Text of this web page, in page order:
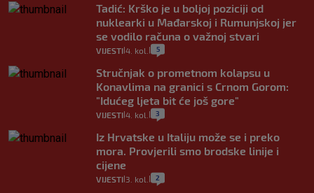
Tadić: Krško je u boljoj poziciji od
nuklearki u Mađarskoj i Rumunjskoj jer
se vodilo računa o važnoj stvari
VIJESTI 4. kol. 5
Stručnjak o prometnom kolapsu u
Konavlima na granici s Crnom Gorom:
"Idućeg ljeta bit će još gore"
VIJESTI 4. kol. 3
Iz Hrvatske u Italiju može se i preko
mora. Provjerili smo brodske linije i
cijene
VIJESTI 3. kol. 2